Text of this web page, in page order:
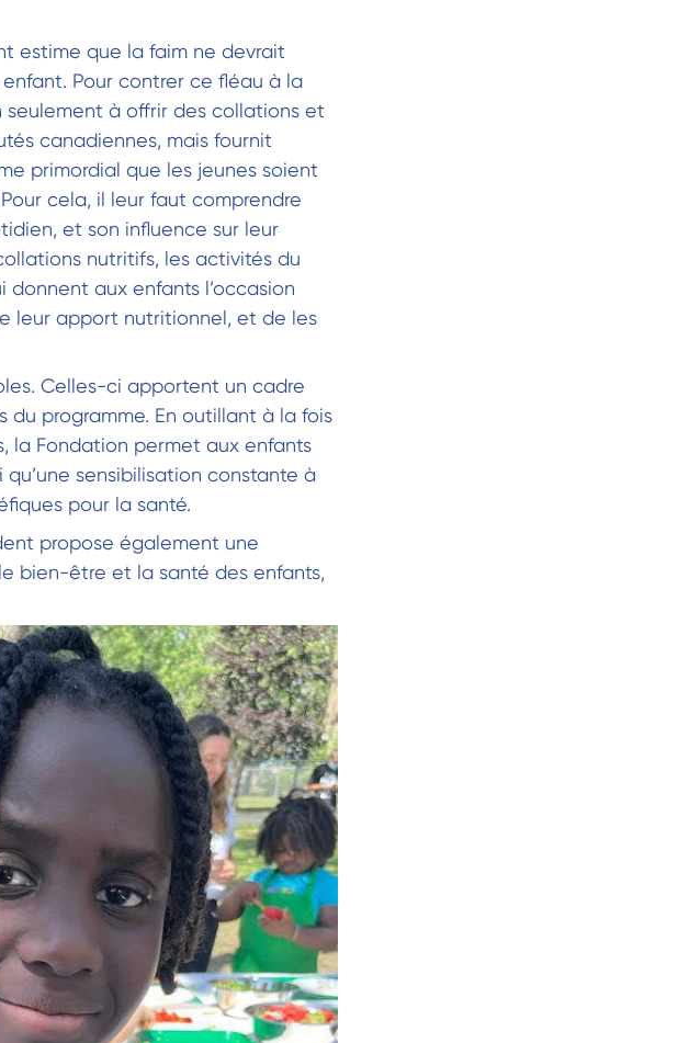
estime que la faim ne devrait
Pour contrer ce fléau à la
seulement à offrir des collations et
canadiennes, mais fournit
primordial que les jeunes soient
cela, il leur faut comprendre
et son influence sur leur
nutritifs, les activités du
aux enfants l’occasion
leur apport nutritionnel, et de les
Celles-ci apportent un cadre
programme. En outillant à la fois
la Fondation permet aux enfants
sensibilisation constante à
pour la santé.
propose également une
bien-être et la santé des enfants,